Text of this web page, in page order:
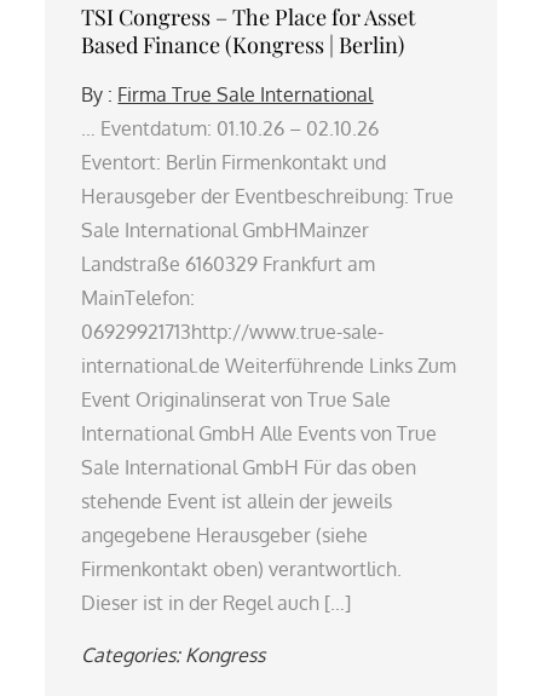
TSI Congress – The Place for Asset
Based Finance (Kongress | Berlin)
By : Firma True Sale International
… Eventdatum: 01.10.26 – 02.10.26
Eventort: Berlin Firmenkontakt und
Herausgeber der Eventbeschreibung: True
Sale International GmbHMainzer
Landstraße 6160329 Frankfurt am
MainTelefon:
06929921713http://www.true-sale-
international.de Weiterführende Links Zum
Event Originalinserat von True Sale
International GmbH Alle Events von True
Sale International GmbH Für das oben
stehende Event ist allein der jeweils
angegebene Herausgeber (siehe
Firmenkontakt oben) verantwortlich.
Dieser ist in der Regel auch […]
Categories: Kongress